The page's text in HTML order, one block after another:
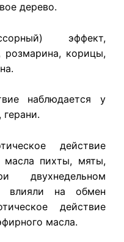
дерево.
эффект,
корицы,
наблюдается у
действие
пихты, мяты,
двухнедельном
влияли на обмен
действие
масла.